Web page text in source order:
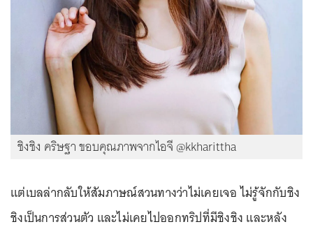
ชิงชิง คริษฐา ขอบคุณภาพจากไอจี @kkharittha
แต่เบลล่ากลับให้สัมภาษณ์สวนทางว่าไม่เคยเจอ ไม่รู้จักกับชิง
ชิงเป็นการส่วนตัว และไม่เคยไปออกทริปที่มีชิงชิง และหลัง